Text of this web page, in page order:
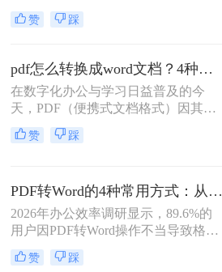
的工具至关重要。那么pdf怎么转换成
入剖析其优缺点与操作细节，助您轻
松应对各类转换挑战。
PDF文件中内容的情况。然而，
PDF（便携式文档格式）的设计初衷
显示一致，其本身并非一个易于编辑
的格式。这就催生了一个普遍且迫切
的需求：将PDF转换为可编辑的Word
文档。面对网络上琳琅满目的转换工
具，如何选择一款高效、安全且精准
的工具成为了关键。
赞 踩
pdf怎么转换成word文档？4种实用方法详解！
在数字化办公与学习日益普及的今
天，PDF（便携式文档格式）因其跨
平台、格式固定的特性，成为了文件
分发与存档的首选。然而，其“只
数据、或重用文献中的段落时，将
PDF转换为可编辑的Word文档就成为
了一项高频且关键的需求。市场上的
齐。
赞 踩
PDF转Word的4种常用方式：从在线工具到桌面软件全梳理！
2026年办公效率调研显示，89.6%的
用户因PDF转Word操作不当导致格式
错乱/内容丢失！那么pdf怎么转换成
word格式不变呢？本文由文档处理工
赞 踩